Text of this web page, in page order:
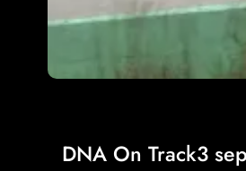
DNA On Track3